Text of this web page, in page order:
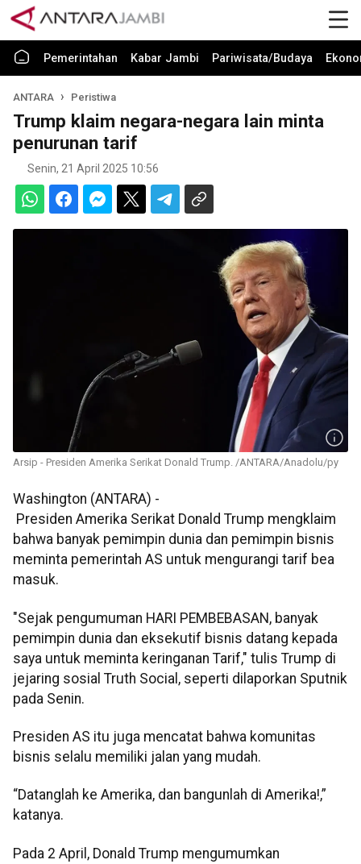
Pemerintahan Kabar Jambi Pariwisata/Budaya
ANTARA Peristiwa
Trump klaim negara-negara lain minta
penurunan tarif
Senin, 21 April 2025 10:56
Arsip - Presiden Amerika Serikat Donald Trump. /ANTARA/Anadolu/py
Washington (ANTARA) -
Presiden Amerika Serikat Donald Trump mengklaim
bahwa banyak pemimpin dunia dan pemimpin bisnis
meminta pemerintah AS untuk mengurangi tarif bea
masuk.
"Sejak pengumuman HARI PEMBEBASAN, banyak
pemimpin dunia dan eksekutif bisnis datang kepada
saya untuk meminta keringanan Tarif," tulis Trump di
jejaring sosial Truth Social, seperti dilaporkan Sputnik
pada Senin.
Presiden AS itu juga mencatat bahwa komunitas
bisnis selalu memiliki jalan yang mudah.
“Datanglah ke Amerika, dan bangunlah di Amerika!,”
katanya.
Pada 2 April, Donald Trump mengumumkan